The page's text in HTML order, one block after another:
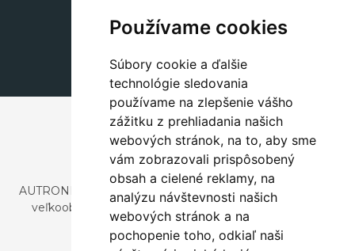
Používame cookies
Súbory cookie a ďalšie
technológie sledovania
používame na zlepšenie vášho
zážitku z prehliadania našich
webových stránok, na to, aby sme
vám zobrazovali prispôsobený
obsah a cielené reklamy, na
analýzu návštevnosti našich
webových stránok a na
pochopenie toho, odkiaľ naši
+420 311 604 182
dekorace@autronic.cz
AUTRONIC, s.r.o. je spoločnosť zaoberajúca sa dovozom a
veľkoobchodným predajom dizajnového aj štýlového
nábytku a dekorácií.